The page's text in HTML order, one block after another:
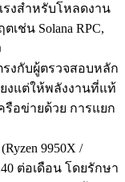
งสําหรับโหลดงาน
ช่น Solana RPC,
งกับผู้ตรวจสอบหลัก
งแต่ให้พลังงานที่แท้
อข่ายด้วย การแยก
9950X /
ต่อเดือน โดยรักษา